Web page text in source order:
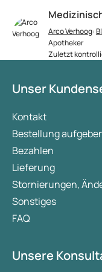
Arco Verhoog:
Apotheker
Zuletzt
Unser
Kontakt
Bestellung
Bezahlen
Lieferung
Stornierungen,
Sonstiges
FAQ
Unsere